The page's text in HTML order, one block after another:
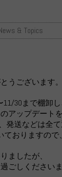
& Topics
うございます。
30まで棚卸し
アップデート
発送などは全
ておりますの
ましたが、
ごしくださいま